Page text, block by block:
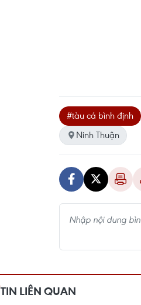
#tàu cá bình định
Ninh Thuận
TIN LIÊN QUAN